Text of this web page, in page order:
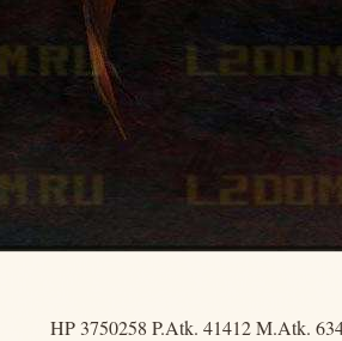
HP 3750258 P.Atk. 41412 M.Atk.